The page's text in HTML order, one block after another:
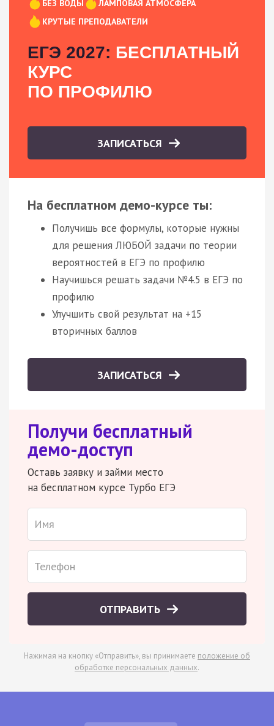
БЕЗ ВОДЫ
ЛАМПОВАЯ АТМОСФЕРА
КРУТЫЕ ПРЕПОДАВАТЕЛИ
ЕГЭ 2027: БЕСПЛАТНЫЙ
КУРС
ПО ПРОФИЛЮ
ЗАПИСАТЬСЯ
На бесплатном демо-курсе ты:
Получишь все формулы, которые нужны
для решения ЛЮБОЙ задачи по теории
вероятностей в ЕГЭ по профилю
Научишься решать задачи №4.5 в ЕГЭ по
профилю
Улучшить свой результат на +15
вторичных баллов
ЗАПИСАТЬСЯ
Получи бесплатный
демо-доступ
Оставь заявку и займи место
на бесплатном курсе Турбо ЕГЭ
ОТПРАВИТЬ
Нажимая на кнопку «Отправить», вы принимаете положение об
обработке персональных данных.